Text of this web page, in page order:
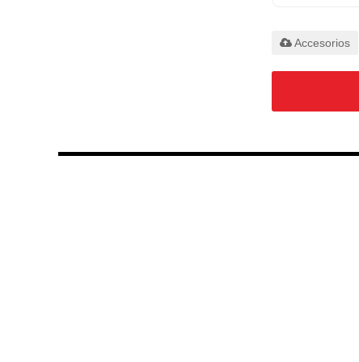
Accesorios